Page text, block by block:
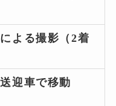
よる撮影（2着
迎車で移動